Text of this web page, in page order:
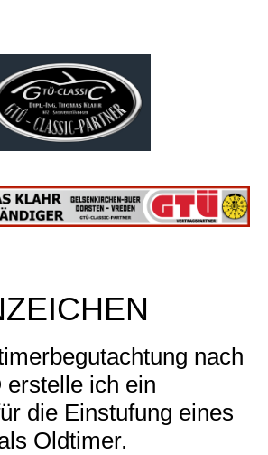
nach
erstelle ich ein
die Einstufung eines
Oldtimer.